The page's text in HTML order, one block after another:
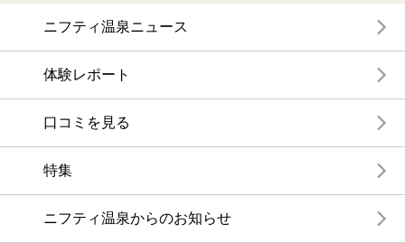
ニフティ温泉ニュース
体験レポート
口コミを見る
特集
ニフティ温泉からのお知らせ